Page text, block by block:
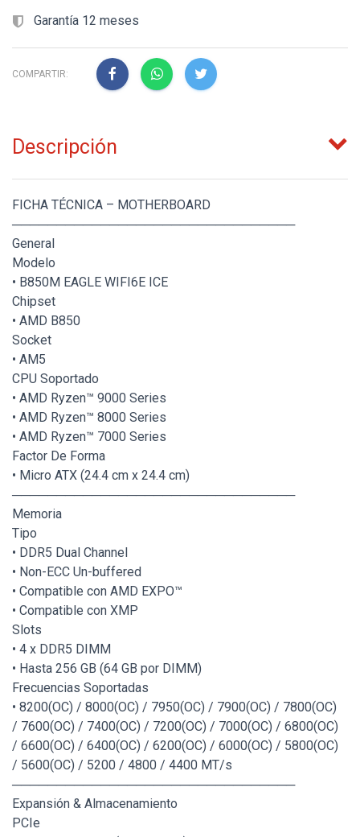
Garantía 12 meses
COMPARTIR:
Descripción
FICHA TÉCNICA – MOTHERBOARD
────────────────────────────────
General
Modelo
• B850M EAGLE WIFI6E ICE
Chipset
• AMD B850
Socket
• AM5
CPU Soportado
• AMD Ryzen™ 9000 Series
• AMD Ryzen™ 8000 Series
• AMD Ryzen™ 7000 Series
Factor De Forma
• Micro ATX (24.4 cm x 24.4 cm)
────────────────────────────────
Memoria
Tipo
• DDR5 Dual Channel
• Non-ECC Un-buffered
• Compatible con AMD EXPO™
• Compatible con XMP
Slots
• 4 x DDR5 DIMM
• Hasta 256 GB (64 GB por DIMM)
Frecuencias Soportadas
• 8200(OC) / 8000(OC) / 7950(OC) / 7900(OC) / 7800(OC)
/ 7600(OC) / 7400(OC) / 7200(OC) / 7000(OC) / 6800(OC)
/ 6600(OC) / 6400(OC) / 6200(OC) / 6000(OC) / 5800(OC)
/ 5600(OC) / 5200 / 4800 / 4400 MT/s
────────────────────────────────
Expansión & Almacenamiento
PCIe